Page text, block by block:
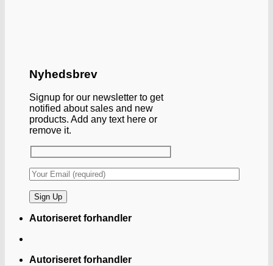
Nyhedsbrev
Signup for our newsletter to get
notified about sales and new
products. Add any text here or
remove it.
Autoriseret forhandler
Autoriseret forhandler